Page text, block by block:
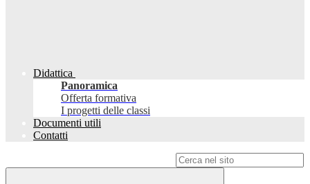
Didattica
Panoramica
Offerta formativa
I progetti delle classi
Documenti utili
Contatti